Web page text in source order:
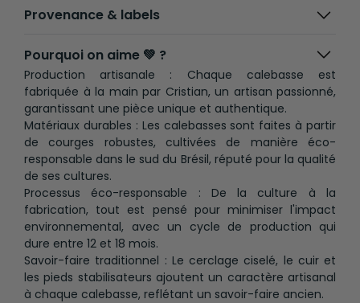
Provenance & labels
Pourquoi on aime 💚 ?
Production artisanale : Chaque calebasse est
fabriquée à la main par Cristian, un artisan passionné,
garantissant une pièce unique et authentique.
Matériaux durables : Les calebasses sont faites à partir
de courges robustes, cultivées de manière éco-
responsable dans le sud du Brésil, réputé pour la qualité
de ses cultures.
Processus éco-responsable : De la culture à la
fabrication, tout est pensé pour minimiser l'impact
environnemental, avec un cycle de production qui
dure entre 12 et 18 mois.
Savoir-faire traditionnel : Le cerclage ciselé, le cuir et
les pieds stabilisateurs ajoutent un caractère artisanal
à chaque calebasse, reflétant un savoir-faire ancien.